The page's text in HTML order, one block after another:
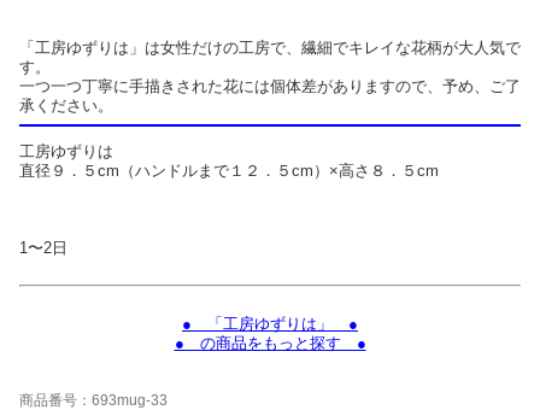
「工房ゆずりは」は女性だけの工房で、繊細でキレイな花柄が大人気で
す。
一つ一つ丁寧に手描きされた花には個体差がありますので、予め、ご了
承ください。
工房ゆずりは
直径９．５cm（ハンドルまで１２．５cm）×高さ８．５cm
1〜2日
● 「工房ゆずりは」 ●
● の商品をもっと探す ●
商品番号：693mug-33